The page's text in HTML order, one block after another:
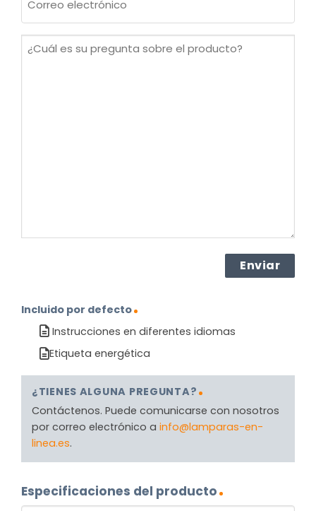
electrónico
¿Cuál
Incluido por defecto
Instrucciones en diferentes idiomas
Etiqueta energética
¿TIENES ALGUNA PREGUNTA?
Contáctenos. Puede comunicarse con nosotros
por correo electrónico a info@lamparas-en-
linea.es.
Especificaciones del producto